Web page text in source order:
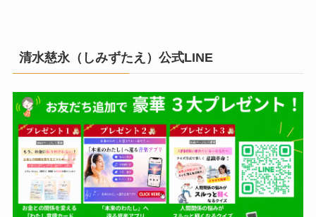
清水慈永（しみずたえ）公式LINE